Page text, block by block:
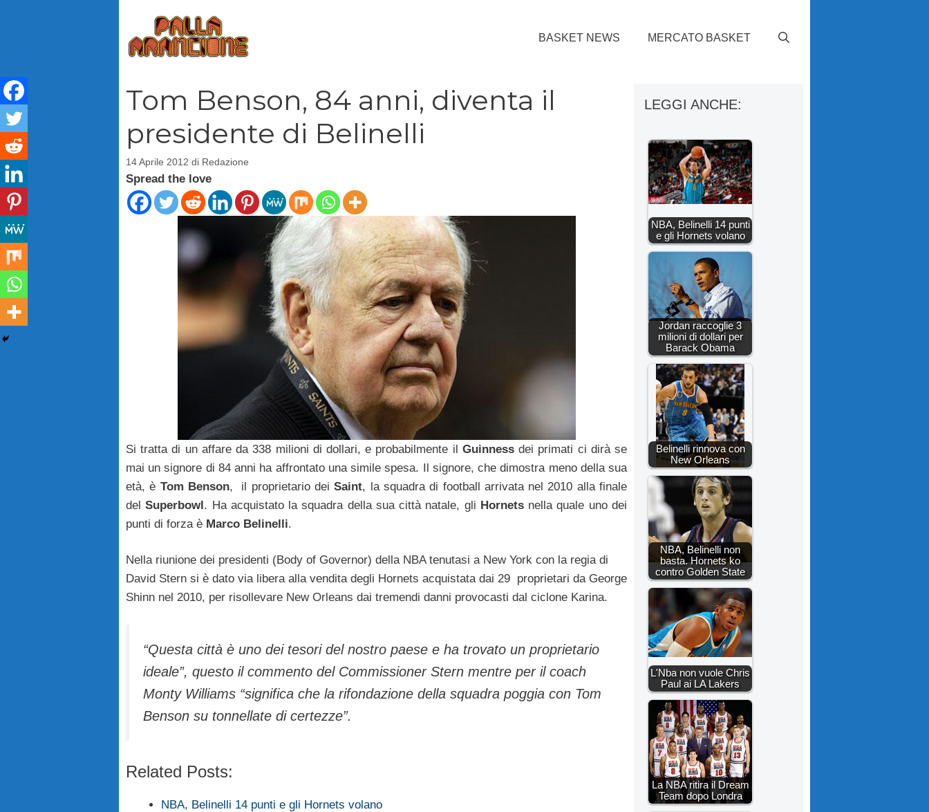
BASKET NEWS MERCATO BASKET
Tom Benson, 84 anni, diventa il
presidente di Belinelli
14 Aprile 2012 di Redazione
Spread the love
Si tratta di un affare da 338 milioni di dollari, e probabilmente il Guinnessdei primati ci dirà se
mai un signore di 84 anni ha affrontato una simile spesa. Il signore, che dimostra meno della sua
età, è Tom Benson, il proprietario deiSaint, la squadra di football arrivata nel 2010 alla finale
delSuperbowl. Ha acquistato la squadra della sua città natale, gli Hornetsnella quale uno dei
punti di forza è Marco Belinelli.
Nella riunione dei presidenti (Body of Governor) della NBA tenutasi a New York con la regia di
David Stern si è dato via libera alla vendita degli Hornets acquistata dai 29 proprietari da George
Shinn nel 2010, per risollevare New Orleans dai tremendi danni provocasti dal ciclone Karina.
“Questa città è uno dei tesori del nostro paese e ha trovato un proprietario
ideale”, questo il commento del Commissioner Stern mentre per il coach
Monty Williams “significa che la rifondazione della squadra poggia con Tom
Benson su tonnellate di certezze”.
Related Posts:
NBA, Belinelli 14 punti e gli Hornets volano
LEGGI ANCHE:
NBA, Belinelli 14 punti
e gli Hornets volano
Jordan raccoglie 3
milioni di dollari per
Barack Obama
Belinelli rinnova con
New Orleans
NBA, Belinelli non
basta. Hornets ko
contro Golden State
L'Nba non vuole Chris
Paul ai LA Lakers
La NBA ritira il Dream
Team dopo Londra